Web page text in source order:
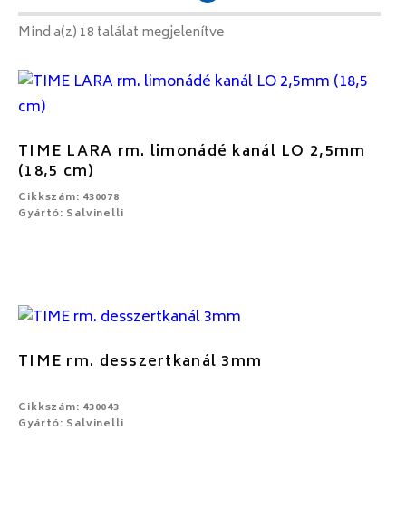
Mind a(z) 18 találat megjelenítve
TIME LARA rm. limonádé kanál LO 2,5mm
(18,5 cm)
Cikkszám: 430078
Gyártó: Salvinelli
TIME rm. desszertkanál 3mm
Cikkszám: 430043
Gyártó: Salvinelli